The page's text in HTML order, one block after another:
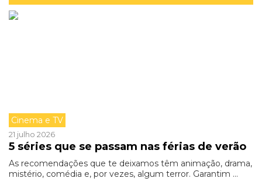
Cinema e TV
21 julho 2026
5 séries que se passam nas férias de verão
As recomendações que te deixamos têm animação, drama,
mistério, comédia e, por vezes, algum terror. Garantim ...